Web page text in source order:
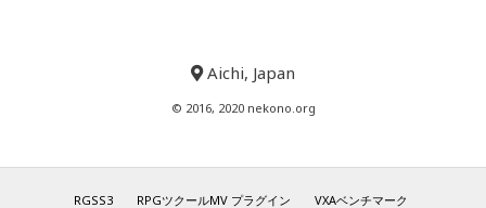
Aichi, Japan
© 2016, 2020 nekono.org
RGSS3 RPGツクールMV プラグイン VXAベンチマーク